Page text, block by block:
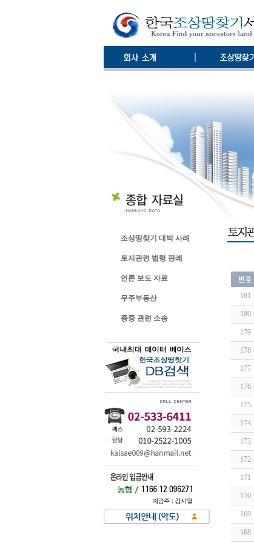
조상땅찾기 대박 사례
토지관련 법령 판례
언론 보도 자료
무주부동산
종중 관련 소송
181
180
179
178
177
176
175
174
173
172
171
170
169
168